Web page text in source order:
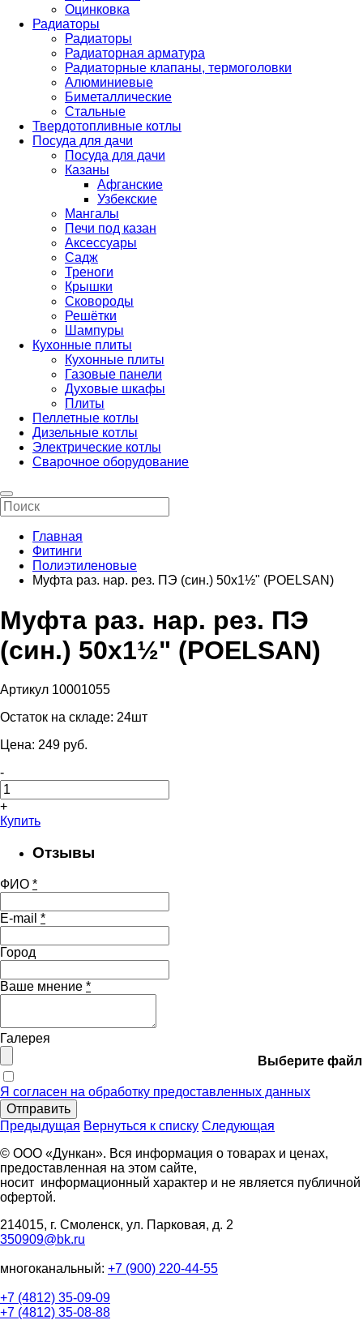
Оцинковка
Радиаторы
Радиаторы
Радиаторная арматура
Радиаторные клапаны, термоголовки
Алюминиевые
Биметаллические
Стальные
Твердотопливные котлы
Посуда для дачи
Посуда для дачи
Казаны
Афганские
Узбекские
Мангалы
Печи под казан
Аксессуары
Садж
Треноги
Крышки
Сковороды
Решётки
Шампуры
Кухонные плиты
Кухонные плиты
Газовые панели
Духовые шкафы
Плиты
Пеллетные котлы
Дизельные котлы
Электрические котлы
Сварочное оборудование
Главная
Фитинги
Полиэтиленовые
Муфта раз. нар. рез. ПЭ (син.) 50х1½" (POELSAN)
Муфта раз. нар. рез. ПЭ
(син.) 50х1½" (POELSAN)
Артикул 10001055
Остаток на складе: 24шт
Цена: 249 pуб.
-
+
Купить
Отзывы
ФИО *
E-mail *
Город
Ваше мнение *
Галерея
Выберите файл
Я согласен на обработку предоставленных данных
Отправить
Предыдущая Вернуться к списку Следующая
© ООО «Дункан». Вся информация о товарах и ценах,
предоставленная на этом сайте,
носит информационный характер и не является публичной
офертой.
214015, г. Смоленск, ул. Парковая, д. 2
350909@bk.ru
многоканальный: +7 (900) 220-44-55
+7 (4812) 35-09-09
+7 (4812) 35-08-88